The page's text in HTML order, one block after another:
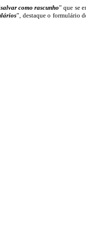
salvar como rascunho” que se
”, destaque o formulário